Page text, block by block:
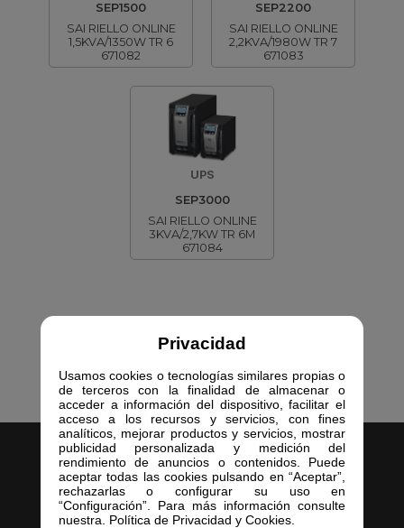
Privacidad
Usamos cookies o tecnologías similares propias o
de terceros con la finalidad de almacenar o
acceder a información del dispositivo, facilitar el
acceso a los recursos y servicios, con fines
analíticos, mejorar productos y servicios, mostrar
publicidad personalizada y medición del
rendimiento de anuncios o contenidos. Puede
aceptar todas las cookies pulsando en “Aceptar”,
rechazarlas o configurar su uso en
“Configuración”. Para más información consulte
nuestra. Política de Privacidad y Cookies.
SEP1500
SAI RIELLO ONLINE
1,5KVA/1350W TR 6
671082
SEP2200
SAI RIELLO ONLINE
2,2KVA/1980W TR 7
671083
UPS
SEP3000
SAI RIELLO ONLINE
3KVA/2,7KW TR 6M
671084